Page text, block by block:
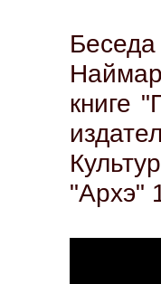
книге
"Архэ"